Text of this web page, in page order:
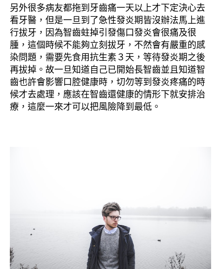
另外很多病友都拖到牙齒痛一天以上才下定決心去
看牙醫，但是一旦到了急性發炎期皆沒辦法馬上進
行拔牙，因為智齒蛀掉引發傷口發炎會很痛及很
腫，這個時候不能夠立刻拔牙，不然會有嚴重的感
染問題，需要先食用抗生素３天，等待發炎期之後
再拔掉。故一旦知道自己已開始長智齒並且知道智
齒也許會影響口腔健康時，切勿等到發炎疼痛的時
候才去處理，應該在智齒還健康的情形下就安排治
療，這麼一來才可以把風險降到最低。